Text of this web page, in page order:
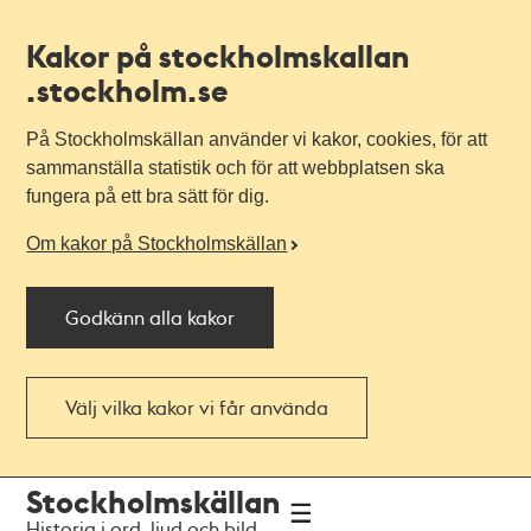
Kakor på stockholmskallan
.stockholm.se
På Stockholmskällan använder vi kakor, cookies, för att
sammanställa statistik och för att webbplatsen ska
fungera på ett bra sätt för dig.
Om kakor på Stockholmskällan
Godkänn alla kakor
Välj vilka kakor vi får använda
navigationen
huvudinnehållet
Stockholmskällan